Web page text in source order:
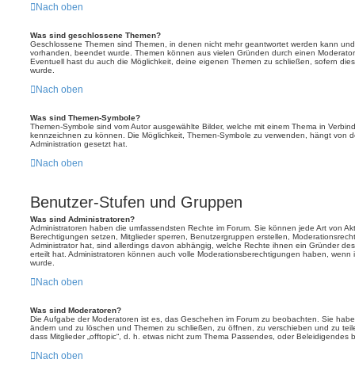
Nach oben
Was sind geschlossene Themen?
Geschlossene Themen sind Themen, in denen nicht mehr geantwortet werden kann
vorhanden, beendet wurde. Themen können aus vielen Gründen durch einen
Eventuell hast du auch die Möglichkeit, deine eigenen Themen zu schließen, sofern
wurde.
Nach oben
Was sind Themen-Symbole?
Themen-Symbole sind vom Autor ausgewählte Bilder, welche mit einem Thema in
kennzeichnen zu können. Die Möglichkeit, Themen-Symbole zu verwenden, hängt von
Administration gesetzt hat.
Nach oben
Benutzer-Stufen und Gruppen
Was sind Administratoren?
Administratoren haben die umfassendsten Rechte im Forum. Sie können jede Art von
Berechtigungen setzen, Mitglieder sperren, Benutzergruppen erstellen,
Administrator hat, sind allerdings davon abhängig, welche Rechte ihnen ein Gründer
erteilt hat. Administratoren können auch volle Moderationsberechtigungen haben,
wurde.
Nach oben
Was sind Moderatoren?
Die Aufgabe der Moderatoren ist es, das Geschehen im Forum zu beobachten. Sie
ändern und zu löschen und Themen zu schließen, zu öffnen, zu verschieben und zu
dass Mitglieder „offtopic“, d. h. etwas nicht zum Thema Passendes, oder Beleidigendes
Nach oben